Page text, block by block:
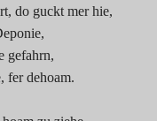
do guckt mer hie,
gefahrn,
fer dehoam.